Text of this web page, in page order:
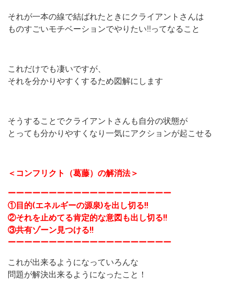
それが一本の線で結ばれたときにクライアントさんは
ものすごいモチベーションでやりたい!!ってなること
これだけでも凄いですが、
それを分かりやすくするため図解にします
そうすることでクライアントさんも自分の状態が
とっても分かりやすくなり一気にアクションが起こせる
＜コンフリクト（葛藤）の解消法＞
ーーーーーーーーーーーーーーーーーーーー
①目的(エネルギーの源泉)を出し切る‼︎
②それを止めてる肯定的な意図も出し切る‼︎
③共有ゾーン見つける‼︎
ーーーーーーーーーーーーーーーーーーーー
これが出来るようになっていろんな
問題が解決出来るようになったこと！